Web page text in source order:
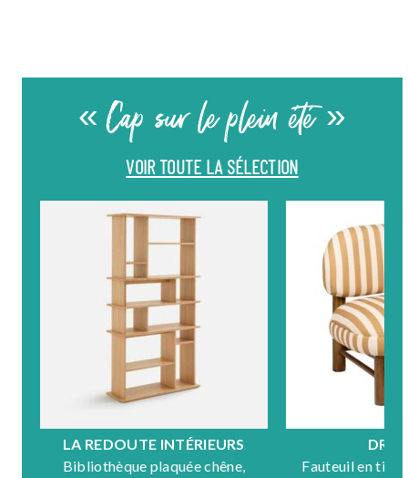
« Cap sur le plein été »
VOIR TOUTE LA SÉLECTION
LA REDOUTE INTÉRIEURS
Bibliothèque plaquée chêne,
Fauteuil en